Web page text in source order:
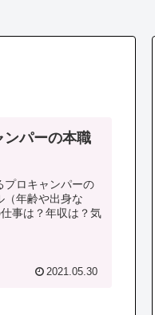
パーの本職
プロキャンパーの
（年齢や出身な
事は？年収は？気
2021.05.30